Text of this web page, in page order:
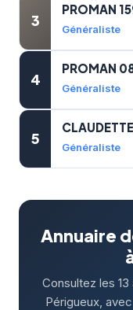
3
PROMAN
Généraliste
4
PROMAN
Généraliste
5 Généraliste
Annuaire
Consultez les
Périgueux,